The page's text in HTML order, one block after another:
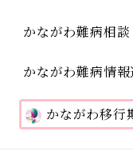
かながわ難病相
かながわ難病情
かながわ移行